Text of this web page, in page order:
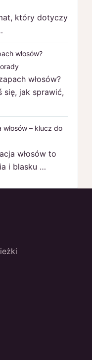
który dotyczy
włosów?
włosów?
się, jak sprawić,
włosów – klucz do
włosów to
i blasku …